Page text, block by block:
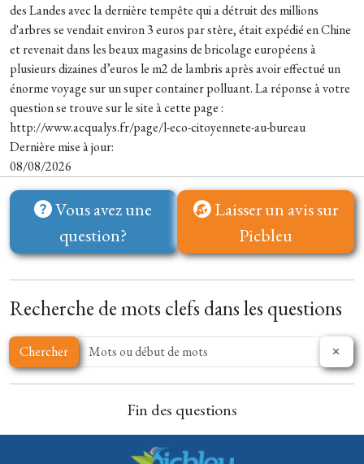
des Landes avec la dernière tempête qui a détruit des millions
d'arbres se vendait environ 3 euros par stère, était expédié en Chine
et revenait dans les beaux magasins de bricolage européens à
plusieurs dizaines d’euros le m2 de lambris après avoir effectué un
énorme voyage sur un super container polluant. La réponse à votre
question se trouve sur le site à cette page :
http://www.acqualys.fr/page/l-eco-citoyennete-au-bureau
Dernière mise à jour:
08/08/2026
Vous avez une
question?
Laisser un avis sur
Picbleu
Recherche de mots clefs dans les questions
Chercher
Fin des questions